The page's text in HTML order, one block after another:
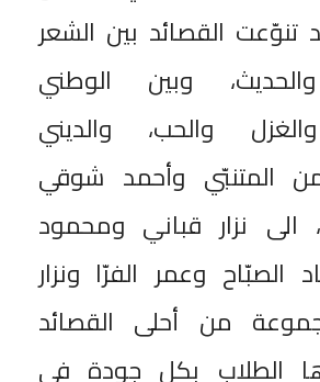
تنوّعت القصائد بين الشعر
وبين الوطني
والحب، والديني
من المتنبّي وأحمد شوقي
نزار قباني ومحمود
وعمر الفرّا ونزار
من أحلى القصائد
الطلاب بكل جودة في